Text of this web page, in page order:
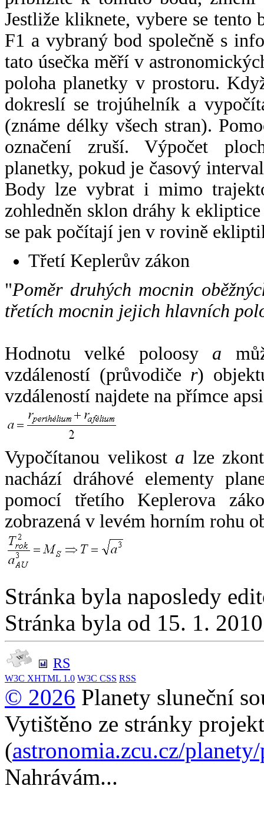
Jestliže kliknete, vybere se tento
F1 a vybraný bod společně s
tato úsečka měří v
poloha planetky v prostoru.
dokreslí se trojúhelník a
(známe délky všech stran).
označení zruší. Výpočet
planetky, pokud je časový
Body lze vybrat i mimo
zohledněn sklon dráhy k
se pak počítají jen v rovině
Třetí Keplerův zákon
"Poměr druhých mocnin
třetích mocnin jejich hlavních
Hodnotu velké poloosy a
vzdáleností (průvodiče r)
vzdáleností najdete na přímce
Vypočítanou velikost a lze
nachází dráhové elementy
pomocí třetího Keplerova
zobrazená v levém horním rohu
Stránka byla naposledy
Stránka byla od 15. 1.
RS
W3C XHTML 1.0 W3C CSS RSS
© 2026 Planety sluneční
Vytištěno ze stránky
(astronomia.zcu.cz/
Nahrávám...